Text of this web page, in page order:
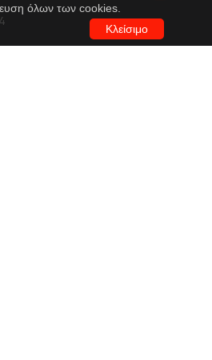
όλων των cookies.
Κλείσιμο